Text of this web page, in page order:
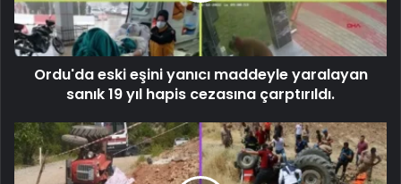
Ordu'da eski eşini yanıcı maddeyle yaralayan
sanık 19 yıl hapis cezasına çarptırıldı.